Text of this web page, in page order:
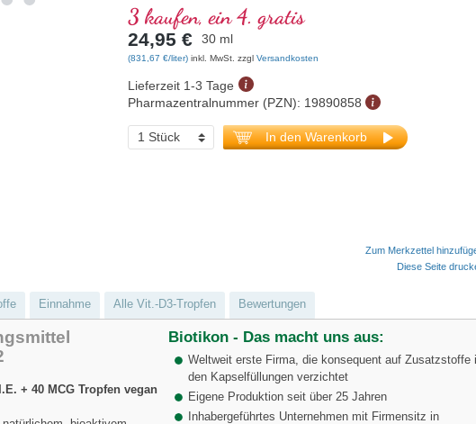
3 kaufen, ein 4. gratis
24,95 € 30 ml
(831,67 €/liter) inkl. MwSt. zzgl Versandkosten
Lieferzeit 1-3 Tage
Pharmazentralnummer (PZN): 19890858
In den Warenkorb
Zum Merkzettel
Diese Seite
Einnahme Alle Vit.-D3-Tropfen Bewertungen
+ 40 MCG Tropfen vegan
Biotikon - Das macht uns aus:
Weltweit erste Firma, die konsequent auf Zusatzstoffe
den Kapselfüllungen verzichtet
Eigene Produktion seit über 25 Jahren
Inhabergeführtes Unternehmen mit Firmensitz in